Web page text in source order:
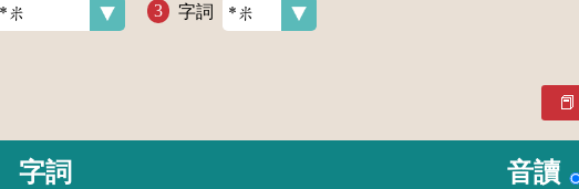
字詞
字詞 音讀